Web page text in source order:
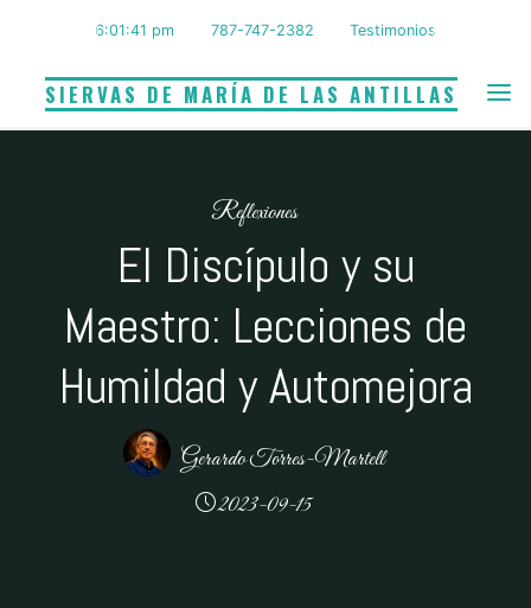
contenidoSIERVAS DE MARÍA DE LAS ANTILLAS
6:01:42 pm 787-747-2382 Testimonios
Reflexiones
El Discípulo y su
Maestro: Lecciones de
Humildad y Automejora
Gerardo Torres-Martell
2023-09-15